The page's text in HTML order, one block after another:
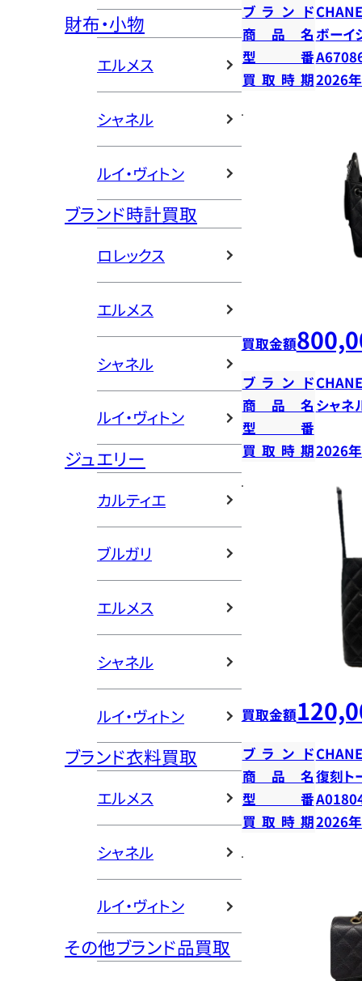
財布・小物
エルメス
シャネル
ルイ・ヴィトン
ブランド時計買取
ロレックス
エルメス
シャネル
ルイ・ヴィトン
ジュエリー
カルティエ
ブルガリ
エルメス
シャネル
ルイ・ヴィトン
ブランド衣料買取
エルメス
シャネル
ルイ・ヴィトン
その他ブランド品買取
ブランド
商品名ボーイ
型番
買取時期2026
買取金額
ブランド
商品名 シャネ
型番
買取時期2026
買取金額
ブランド
商品名復刻ト
型番
買取時期2026